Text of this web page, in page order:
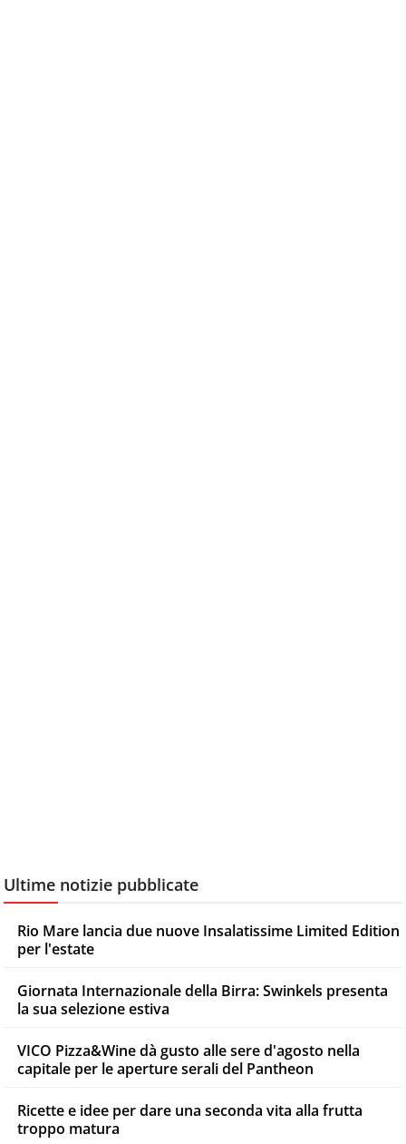
Ultime notizie pubblicate
Rio Mare lancia due nuove Insalatissime Limited Edition
per l'estate
Giornata Internazionale della Birra: Swinkels presenta
la sua selezione estiva
VICO Pizza&Wine dà gusto alle sere d'agosto nella
capitale per le aperture serali del Pantheon
Ricette e idee per dare una seconda vita alla frutta
troppo matura